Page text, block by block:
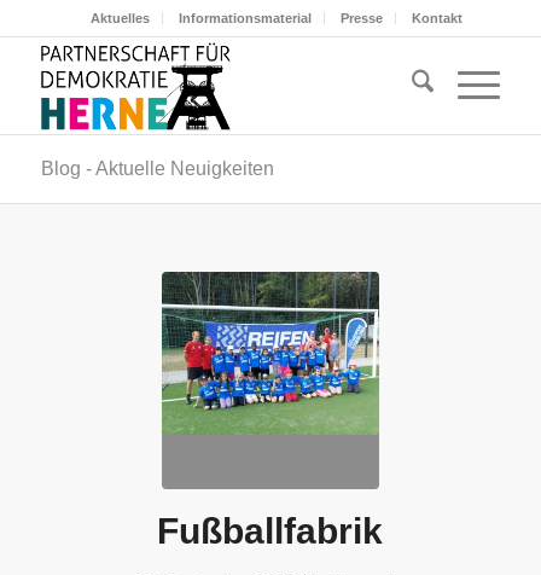
Aktuelles Informationsmaterial Presse Kontakt
Blog - Aktuelle Neuigkeiten
Fußballfabrik